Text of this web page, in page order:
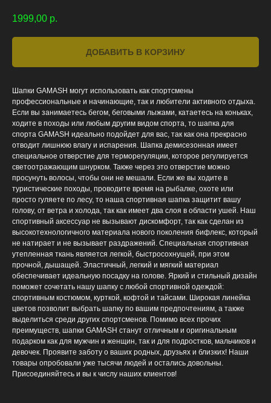
1999,00 р.
ДОБАВИТЬ В КОРЗИНУ
Шапки GAMASH могут использовать как спортсмены
профессиональные и начинающие, так и любители активного отдыха.
Если вы занимаетесь бегом, беговыми лыжами, катаетесь на коньках,
ходите в походы или любым другим видом спорта, то шапка для
спорта GAMASH идеально подойдет для вас, так как она прекрасно
отводит лишнюю влагу и испарения. Шапка демисезонная имеет
специальное отверстие для терморегуляции, которое регулируется
светоотражающим шнурком. Также через это отверстие можно
просунуть волосы, чтобы они не мешали. Если же вы ходите в
туристические походы, проводите время на рыбалке, охоте или
просто гуляете по лесу, то наша спортивная шапка защитит вашу
голову, от ветра и холода, так как имеет два слоя в области ушей. Наш
спортивный аксессуар не вызывают дискомфорт, так как сделан из
высокотехнологичного материала нового поколения бифлекс, который
не натирает и не вызывает раздражений. Специальная спортивная
утепленная ткань является легкой, быстросохнущей, при этом
прочной, дышащей. Эластичный, легкий и мягкий материал
обеспечивает идеальную посадку на голове. Яркий и стильный дизайн
поможет сочетать нашу шапку с любой спортивной одеждой:
спортивным костюмом, курткой, кофтой и тайсами. Широкая линейка
цветов позволит выбрать шапку по вашим предпочтениям, а также
выделиться среди других спортсменов. Помимо всех прочих
преимуществ, шапки GAMASH станут отличным и оригинальным
подарком как для мужчин и женщин, так и для подростков, мальчиков и
девочек. Проявите заботу о ваших родных, друзьях и близких! Наши
товары опробовали уже тысячи людей и остались довольны.
Присоединяйтесь и вы к числу наших клиентов!